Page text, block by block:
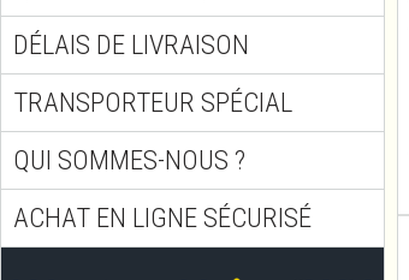
DÉLAIS DE LIVRAISON
TRANSPORTEUR SPÉCIAL
QUI SOMMES-NOUS ?
ACHAT EN LIGNE SÉCURISÉ